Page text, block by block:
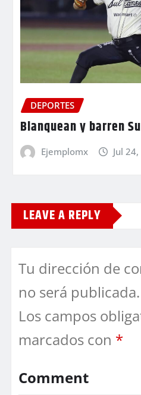
DEPORTES
Blanquean y barren
Ejemplomx Jul
LEAVE A REPLY
Tu dirección de
no será publicada.
Los campos
marcados con *
Comment